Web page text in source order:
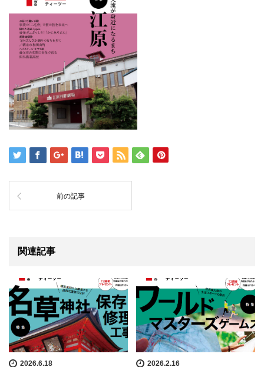
前の記事
関連記事
2026.6.18 2026.2.16